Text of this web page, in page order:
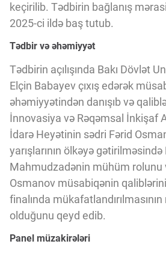
MƏXFİLİK SİYASƏTİ
Haqqımızda
Vizyoner Baxışı
Innovasiya Bələdçisi
Gələcəyin Təhlili
Podkastlar
keçirilib. Tədbirin bağlanış
2025-ci ildə baş tutub.
Tədbir və əhəmiyyət
Tədbirin açılışında Bakı Dövlət
Elçin Babayev çıxış edərək
əhəmiyyətindən danışıb və
İnnovasiya və Rəqəmsal İnkişaf
İdarə Heyətinin sədri Fərid
yarışlarının ölkəyə gətirilməsində
Mahmudzadənin mühüm rolunu
Osmanov müsabiqənin
finalında mükafatlandırılmasının
olduğunu qeyd edib.
Panel müzakirələri